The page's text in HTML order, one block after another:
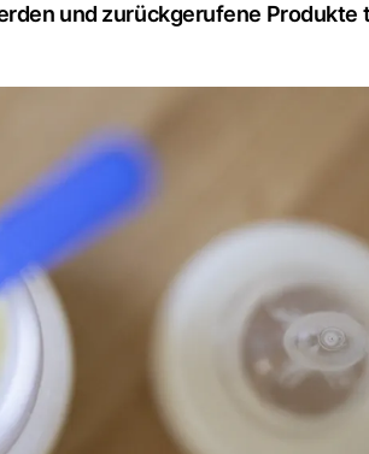
und zurückgerufene Produkte